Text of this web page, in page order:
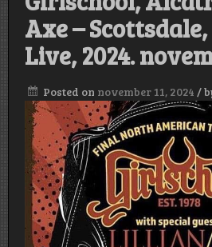
Axe –
Live, 2024.
Posted on november 11, 2024 /